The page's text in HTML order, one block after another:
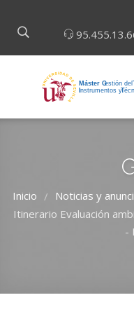
Inicio / Noticias y
Itinerario Evaluación
-